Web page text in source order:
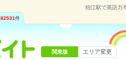
狛江駅で英語力
82531件
関東版 エリア変更